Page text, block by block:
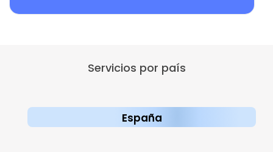
Servicios por país
España